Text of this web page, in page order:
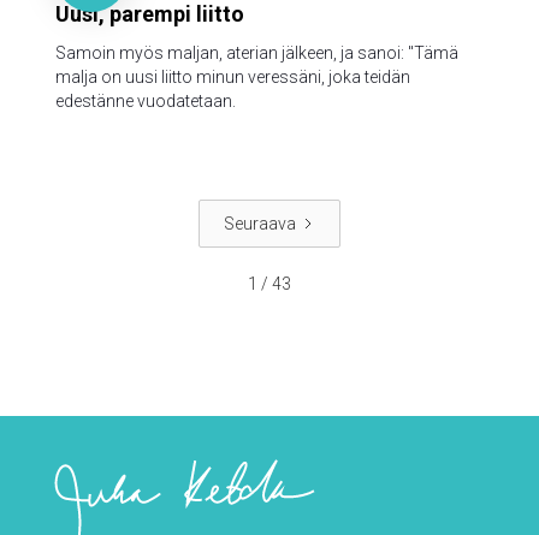
Uusi, parempi liitto
Samoin myös maljan, aterian jälkeen, ja sanoi: "Tämä
malja on uusi liitto minun veressäni, joka teidän
edestänne vuodatetaan.
Seuraava
1 / 43